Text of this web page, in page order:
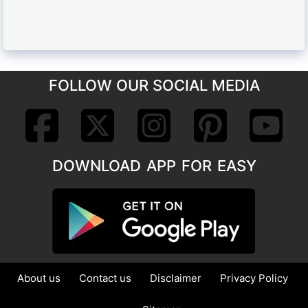
FOLLOW OUR SOCIAL MEDIA
DOWNLOAD APP FOR EASY
About us Contact us Disclaimer Privacy Policy